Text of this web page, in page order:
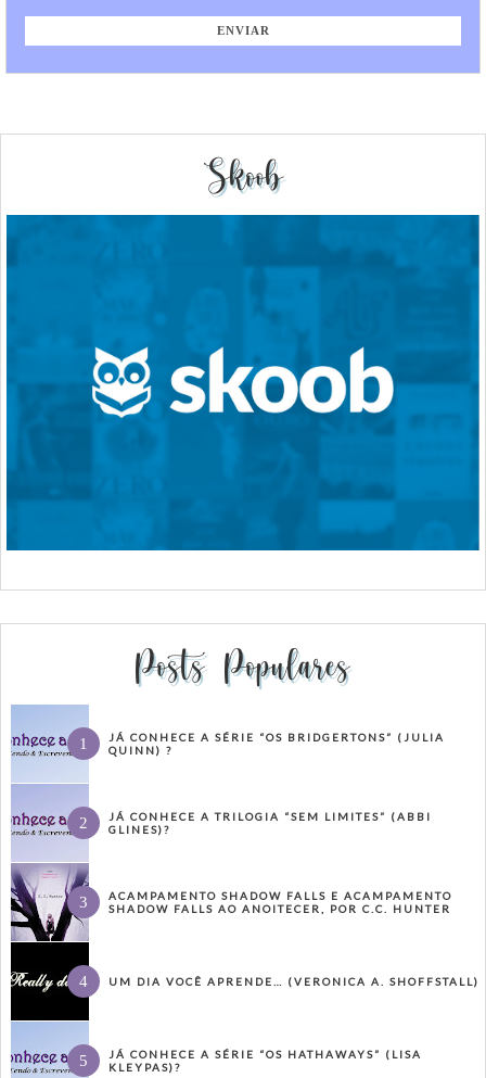
Skoob
Posts Populares
JÁ CONHECE A SÉRIE “OS BRIDGERTONS” (JULIA
QUINN) ?
JÁ CONHECE A TRILOGIA “SEM LIMITES” (ABBI
GLINES)?
ACAMPAMENTO SHADOW FALLS E ACAMPAMENTO
SHADOW FALLS AO ANOITECER, POR C.C. HUNTER
UM DIA VOCÊ APRENDE… (VERONICA A. SHOFFSTALL)
JÁ CONHECE A SÉRIE “OS HATHAWAYS” (LISA
KLEYPAS)?